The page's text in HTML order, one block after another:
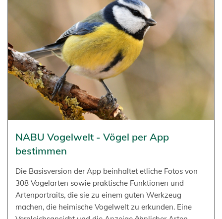
NABU Vogelwelt - Vögel per App
bestimmen
Die Basisversion der App beinhaltet etliche Fotos von
308 Vogelarten sowie praktische Funktionen und
Artenportraits, die sie zu einem guten Werkzeug
machen, die heimische Vogelwelt zu erkunden. Eine